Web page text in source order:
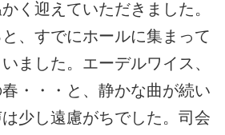
く迎えていただきました。
、すでにホールに集まって
ました。エーデルワイス、
・・・と、静かな曲が続い
少し遠慮がちでした。司会